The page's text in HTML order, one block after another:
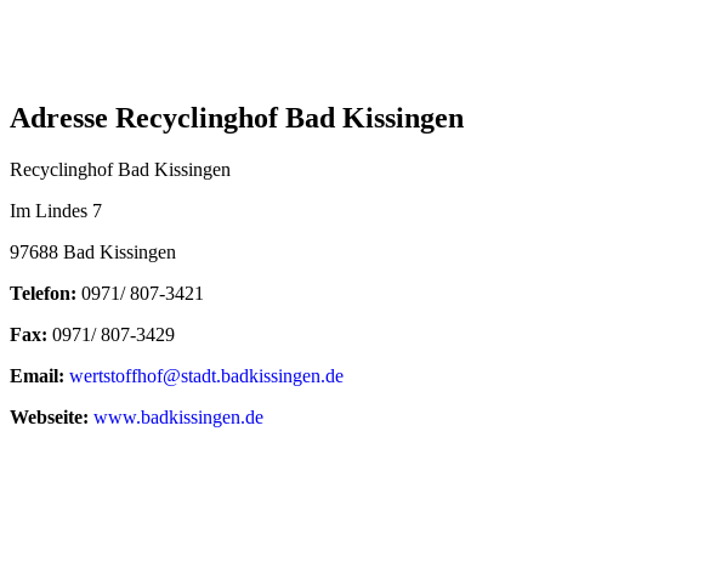
Adresse Recyclinghof Bad Kissingen
Recyclinghof Bad Kissingen
Im Lindes 7
97688 Bad Kissingen
Telefon: 0971/ 807-3421
Fax: 0971/ 807-3429
Email: wertstoffhof@stadt.badkissingen.de
Webseite: www.badkissingen.de